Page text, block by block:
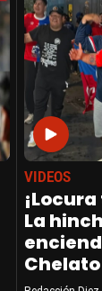
VIDEOS
La